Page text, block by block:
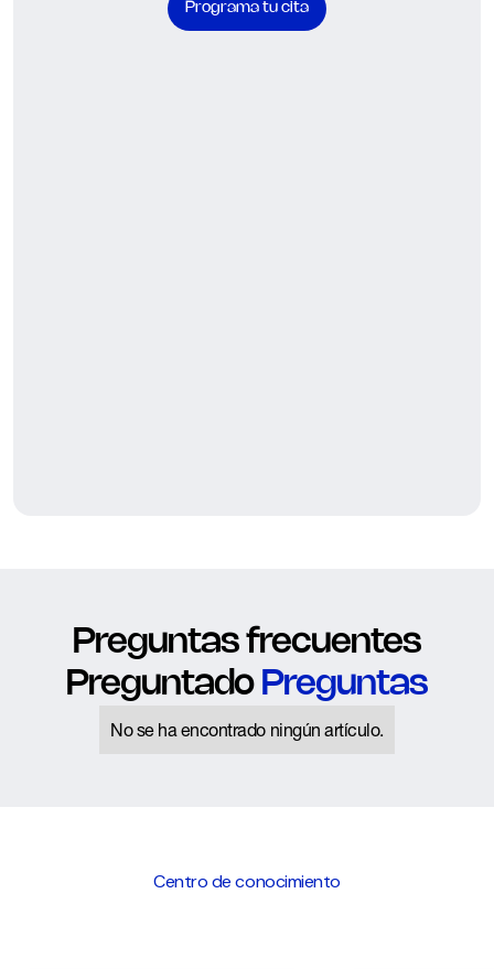
Programa tu cita
Preguntas frecuentes
Preguntado Preguntas
No se ha encontrado ningún artículo.
Centro de conocimiento